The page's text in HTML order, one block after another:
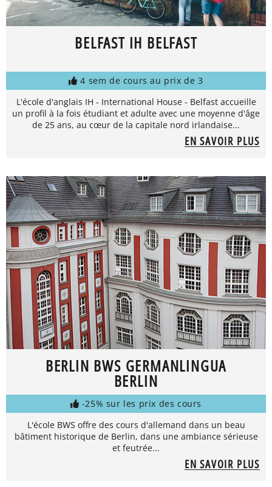
BELFAST IH BELFAST
4 sem de cours au prix de 3
L'école d'anglais IH - International House - Belfast accueille
un profil à la fois étudiant et adulte avec une moyenne d'âge
de 25 ans, au cœur de la capitale nord irlandaise...
EN SAVOIR PLUS
BERLIN BWS GERMANLINGUA
BERLIN
-25% sur les prix des cours
L'école BWS offre des cours d'allemand dans un beau
bâtiment historique de Berlin, dans une ambiance sérieuse
et feutrée...
EN SAVOIR PLUS